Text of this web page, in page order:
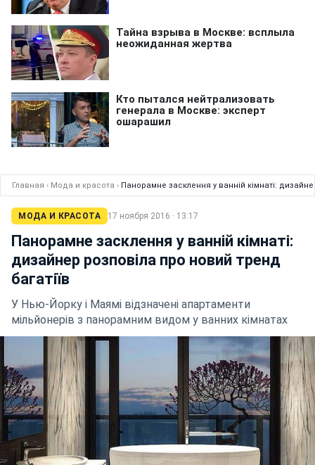
Главная › Мода и красота › Панорамне засклення у ванній кімнаті:
МОДА И КРАСОТА 17 ноября 2016 · 13:17
Панорамне засклення у ванній кімнаті:
дизайнер розповіла про новий тренд
багатіїв
У Нью-Йорку і Маямі відзначені апартаменти
мільйонерів з панорамним видом у ванних кімнатах